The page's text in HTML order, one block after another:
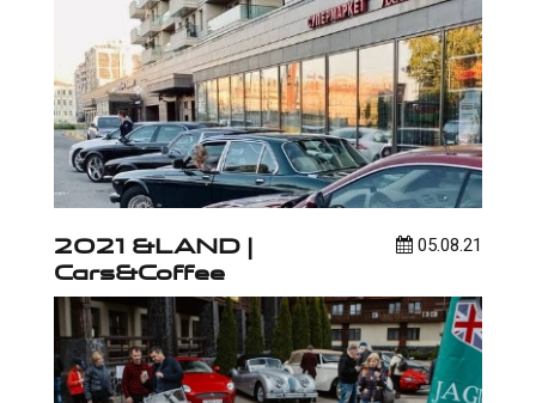
05.08.21
2021 &LAND |
Cars&Coffee